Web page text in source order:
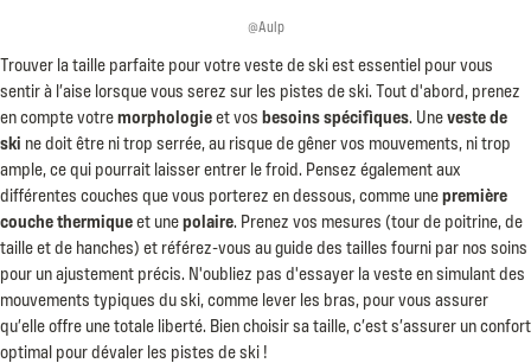
@Aulp
Trouver la taille parfaite pour votre veste de ski est essentiel pour vous
sentir à l’aise lorsque vous serez sur les pistes de ski. Tout d'abord, prenez
en compte votremorphologieet vosbesoins spécifiques. Uneveste de
ski ne doit être ni trop serrée, au risque de gêner vos mouvements, ni trop
ample, ce qui pourrait laisser entrer le froid. Pensez également aux
différentes couches que vous porterez en dessous, comme unepremière
couche thermiqueet unepolaire. Prenez vos mesures (tour de poitrine, de
taille et de hanches) et référez-vous au guide des tailles fourni par nos soins
pour un ajustement précis. N'oubliez pas d'essayer la veste en simulant des
mouvements typiques du ski, comme lever les bras, pour vous assurer
qu’elle offre une totale liberté. Bien choisir sa taille, c’est s’assurer un confort
optimal pour dévaler les pistes de ski !